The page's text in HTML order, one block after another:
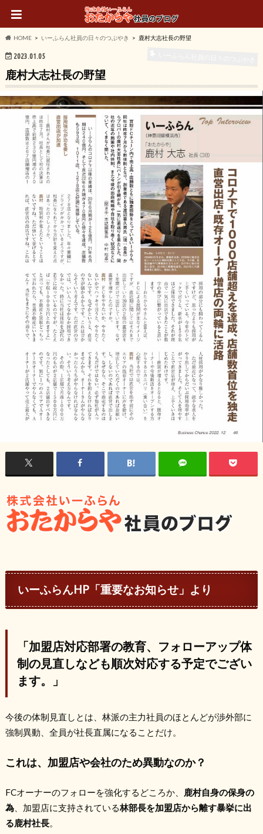
HOME いーふらん社員の日々のつぶやき 鹿村大志社長の野望
2023.01.05
鹿村大志社長の野望
いーふらんHP「重要なお知らせ」より
「加盟店対応部署の教育、フォローアップ体
制の見直しなども順次対応する予定でござい
ます。」
今後の体制見直しとは、林派の主力社員のほとんどが渉外部に
強制異動、全員が社長直属になることだけ。
これは、加盟店や会社のため異動なのか？
FCオーナーのフォローを強化するどころか、
鹿村自身の保身の
為、加盟店に支持されている林部長を加盟店から離す暴挙に出
る鹿村社長。